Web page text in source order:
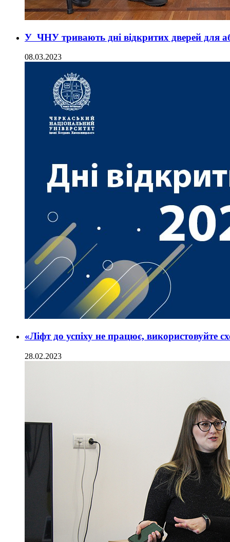
У ЧНУ тривають дні відкритих дверей для
08.03.2023
«Ліфт до успіху не працює, використовуйте
28.02.2023